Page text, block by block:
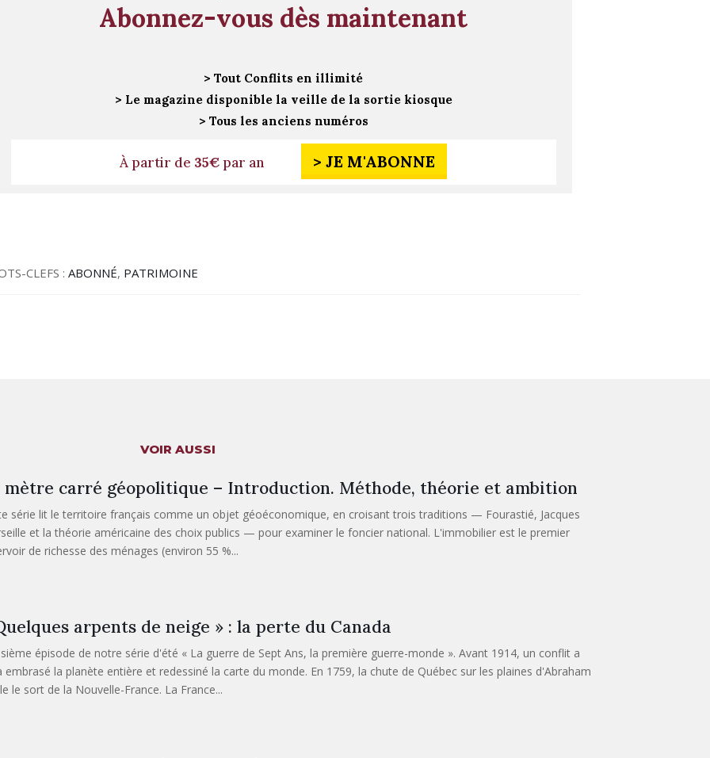
Abonnez-vous dès maintenant
> Tout Conflits en illimité
> Le magazine disponible la veille de la sortie kiosque
> Tous les anciens numéros
À partir de 35€par an > JE M'ABONNE
CLEFS :ABONNÉ, PATRIMOINE
VOIR AUSSI
mètre carré géopolitique – Introduction. Méthode, théorie et ambition
série lit le territoire français comme un objet géoéconomique, en croisant trois traditions — Fourastié, Jacques
et la théorie américaine des choix publics — pour examiner le foncier national. L'immobilier est le premier
de richesse des ménages (environ 55 %...
arpents de neige » : la perte du Canada
épisode de notre série d'été « La guerre de Sept Ans, la première guerre-monde ». Avant 1914, un conflit a
embrasé la planète entière et redessiné la carte du monde. En 1759, la chute de Québec sur les plaines d'Abraham
le sort de la Nouvelle-France. La France...